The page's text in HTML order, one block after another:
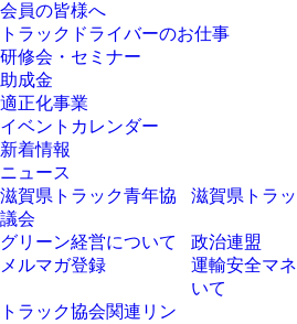
会員の皆様へ
トラックドライバーのお仕事
研修会・セミナー
助成金
適正化事業
イベントカレンダー
新着情報
ニュース
滋賀県トラック青年協
議会
滋賀県トラ
グリーン経営について
政治連盟
メルマガ登録
運輸安全マ
いて
トラック協会関連リン